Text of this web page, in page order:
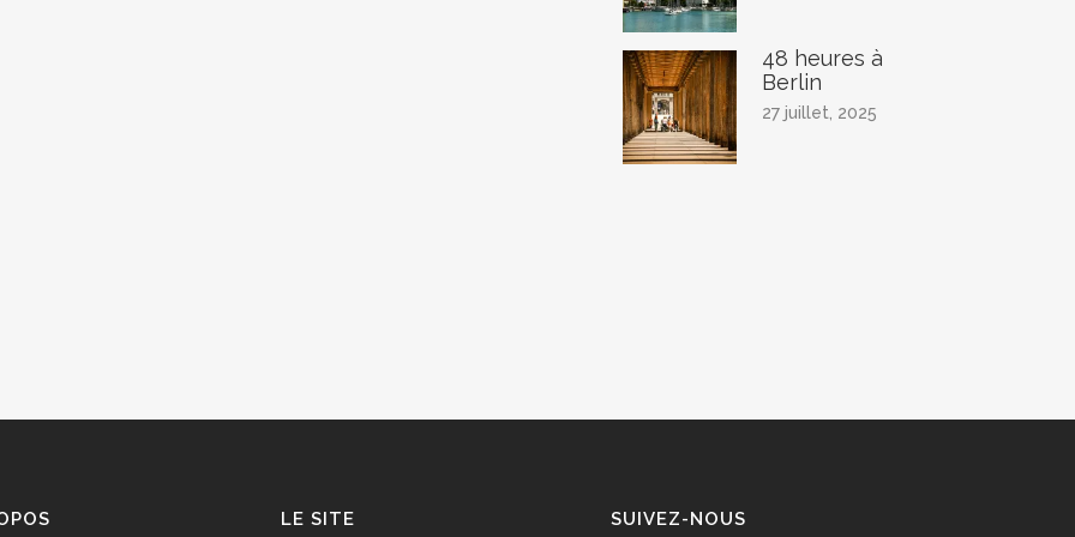
48 heures à
Berlin
27 juillet, 2025
LE SITE SUIVEZ-NOUS